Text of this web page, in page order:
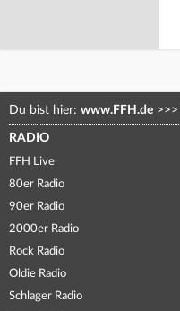
Du bist hier: www.FFH.de >>>
RADIO
FFH Live
80er Radio
90er Radio
2000er Radio
Rock Radio
Oldie Radio
Schlager Radio